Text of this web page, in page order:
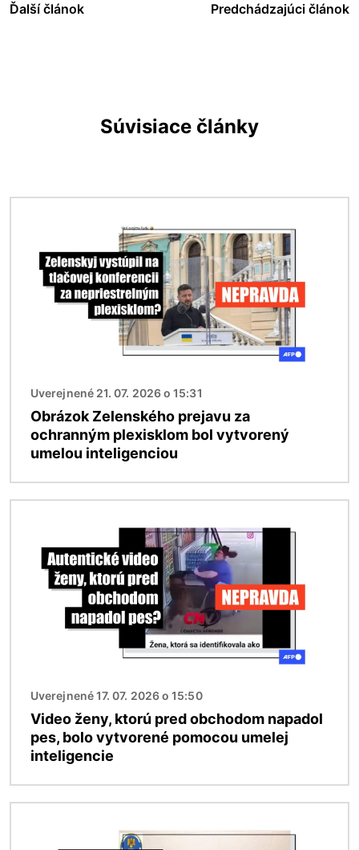
Ďalší článok Predchádzajúci článok
Súvisiace články
Uverejnené 21. 07. 2026 o 15:31
Obrázok Zelenského prejavu za
ochranným plexisklom bol vytvorený
umelou inteligenciou
Uverejnené 17. 07. 2026 o 15:50
Video ženy, ktorú pred obchodom napadol
pes, bolo vytvorené pomocou umelej
inteligencie